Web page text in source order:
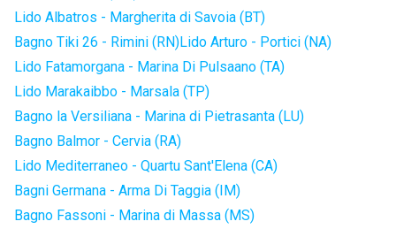
Lido Albatros - Margherita di Savoia (BT)
Bagno Tiki 26 - Rimini (RN)Lido Arturo - Portici (NA)
Lido Fatamorgana - Marina Di Pulsaano (TA)
Lido Marakaibbo - Marsala (TP)
Bagno la Versiliana - Marina di Pietrasanta (LU)
Bagno Balmor - Cervia (RA)
Lido Mediterraneo - Quartu Sant'Elena (CA)
Bagni Germana - Arma Di Taggia (IM)
Bagno Fassoni - Marina di Massa (MS)